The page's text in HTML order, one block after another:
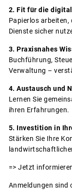
2. Fit für die
Papierlos arbeiten,
Dienste sicher
3. Praxisnahes
Buchführung,
Verwaltung –
4. Austausch und
Lernen Sie
ihren Erfahrungen.
5. Investition in
Stärken Sie Ihre
=> Jetzt
Anmeldungen sind